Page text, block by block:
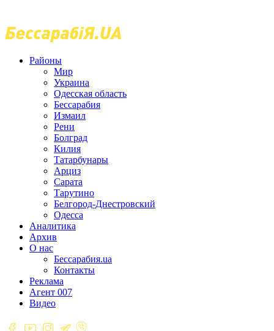
Районы
Мир
Украина
Одесская область
Бессарабия
Измаил
Рени
Болград
Килия
Татарбунары
Арциз
Сарата
Тарутино
Белгород-Днестровский
Одесса
Аналитика
Архив
О нас
Бессарабия.ua
Контакты
Реклама
Агент 007
Видео